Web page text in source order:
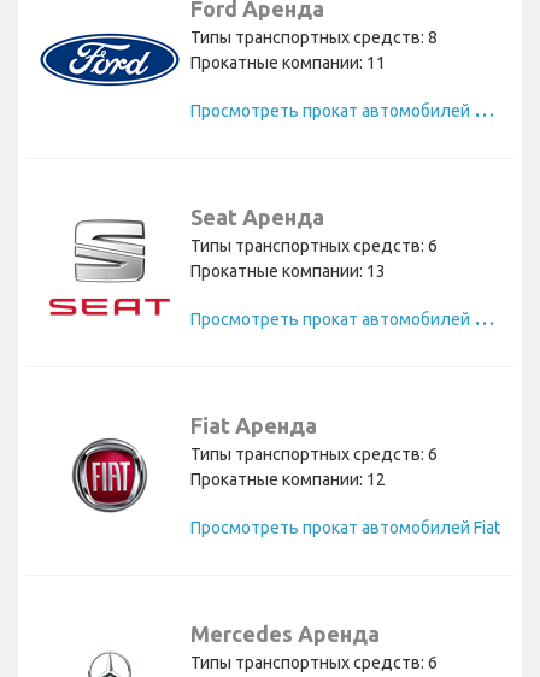
Ford Аренда
Типы транспортных средств: 8
Прокатные компании: 11
П
росмотреть прокат автомобилей Ford
Seat Аренда
Типы транспортных средств: 6
Прокатные компании: 13
П
росмотреть прокат автомобилей Seat
Fiat Аренда
Типы транспортных средств: 6
Прокатные компании: 12
Просмотреть прокат автомобилей Fiat
Mercedes Аренда
Типы транспортных средств: 6